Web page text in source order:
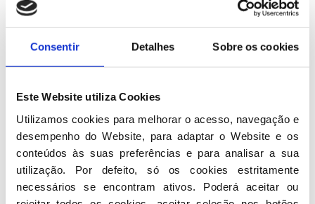
Consentir Detalhes Sobre os cookies
Este Website utiliza Cookies
Utilizamos cookies para melhorar o acesso, navegação e
desempenho do Website, para adaptar o Website e os
conteúdos às suas preferências e para analisar a sua
utilização. Por defeito, só os cookies estritamente
necessários se encontram ativos. Poderá aceitar ou